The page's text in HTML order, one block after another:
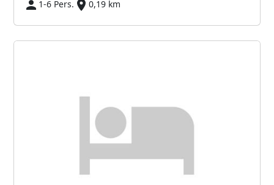
1-6 Pers.
0,19 km